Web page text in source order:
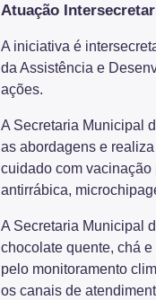
Atuação
A iniciativa é
da Assistência e
ações.
A Secretaria Municipal
as abordagens e
cuidado com
antirrábica,
A Secretaria Municipal
chocolate quente, chá
pelo monitoramento
os canais de